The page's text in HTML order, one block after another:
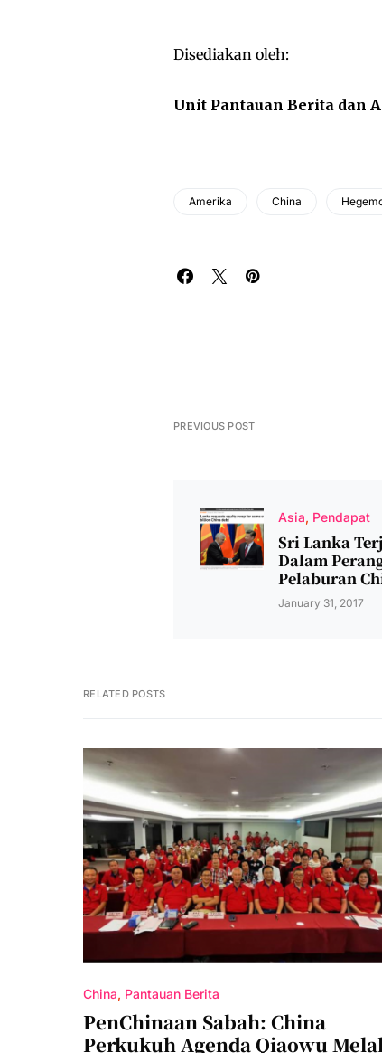
Disediakan oleh:
Unit Pantauan Berita dan
Amerika China
PREVIOUS POST
Asia Pendapat
Sri Lanka
Dalam
Pelaburan
January 31, 2017
RELATED POSTS
China Pantauan Berita
PenChinaan Sabah: China
Perkukuh Agenda Qiaowu